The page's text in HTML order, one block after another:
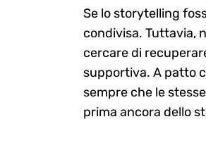
Se lo storytelling
condivisa. Tuttavia,
cercare di
supportiva. A patto
sempre che le
prima ancora dello